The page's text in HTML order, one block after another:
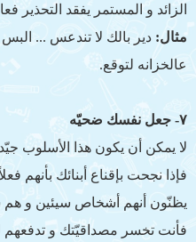
الزائد و المستمر يفقد التحذير
مثال: دير بالك لا تندعس ...
عالخزانه لتوقع.
٧- جعل نفسك ضحيّه
لا يمكن أن يكون هذا الأسلوب
فإذا نجحت بإقناع أبنائك بأنهم
يظنّون أنهم أشخاص سيئين و هم
فأنت تخسر مصداقيّتك و تدفعهم